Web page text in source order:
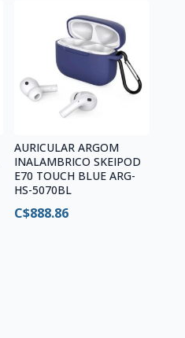
AURICULAR ARGOM
INALAMBRICO SKEIPOD
E70 TOUCH BLUE ARG-
HS-5070BL
C$888.86